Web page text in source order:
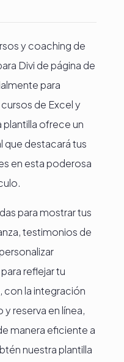
y coaching de
Divi de página de
para
de Excel y
ofrece un
que destacará tus
en esta poderosa
para mostrar tus
testimonios de
reflejar tu
con la integración
reserva en línea,
manera eficiente a
nuestra plantilla